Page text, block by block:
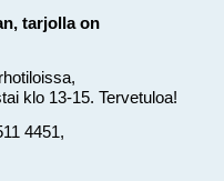
tarjolla on
klo 13-15. Tervetuloa!
4451,